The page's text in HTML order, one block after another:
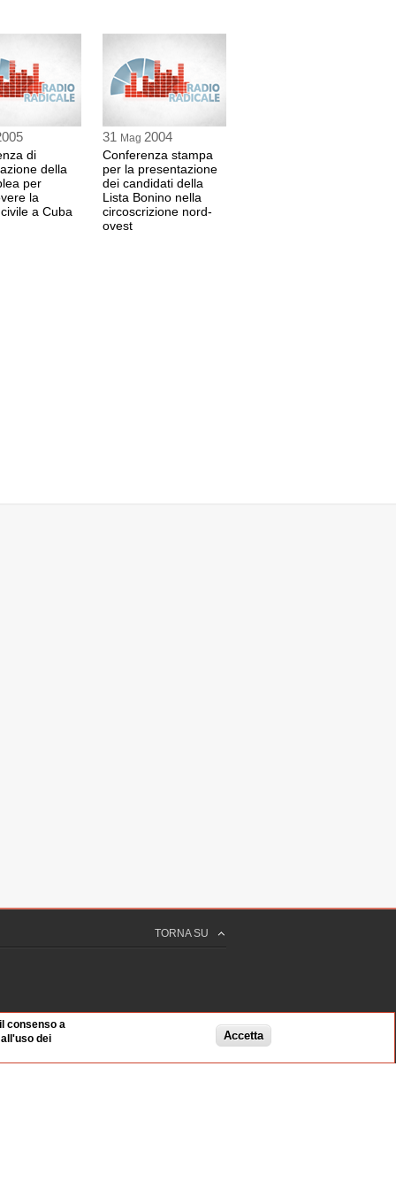
di
della
per
la
a Cuba
31 Mag 2004
Conferenza stampa
per la presentazione
dei candidati della
Lista Bonino nella
circoscrizione nord-
ovest
TORNA SU
consenso a
dei
Accetta